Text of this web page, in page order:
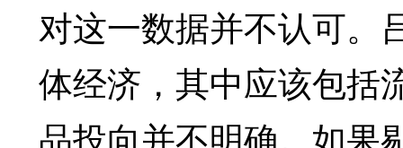
对这一数据并不认可。
体经济，其中应该包括
品投向并不明确。如果